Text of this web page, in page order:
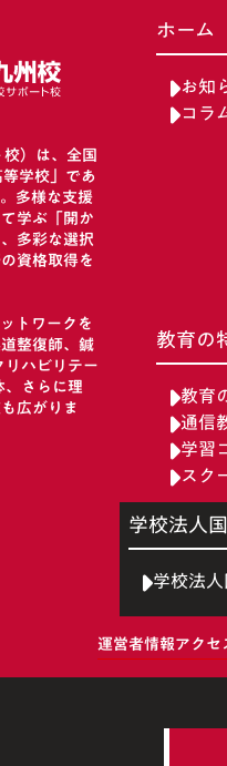
）は、全国
学校」であ
多様な支援
学ぶ「開か
多彩な選択
資格取得を
トワークを
整復師、鍼
ハビリテー
さらに理
広がりま
ホーム
お知
コラ
教育の
教育
通信
学習
スク
学校法人
学校法
運営者情報アクセ